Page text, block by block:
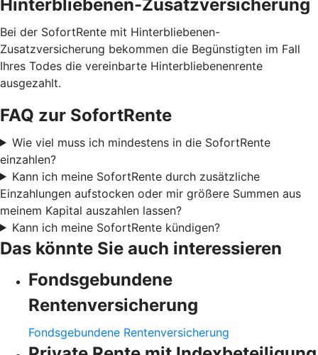
Hinterbliebenen-Zusatzversicherung
Bei der SofortRente mit Hinterbliebenen-
Zusatzversicherung bekommen die Begünstigten im Fall
Ihres Todes die vereinbarte Hinterbliebenenrente
ausgezahlt.
FAQ zur SofortRente
Wie viel muss ich mindestens in die SofortRente
einzahlen?
Kann ich meine SofortRente durch zusätzliche
Einzahlungen aufstocken oder mir größere Summen aus
meinem Kapital auszahlen lassen?
Kann ich meine SofortRente kündigen?
Das könnte Sie auch interessieren
Fondsgebundene
Rentenversicherung
Fondsgebundene Rentenversicherung